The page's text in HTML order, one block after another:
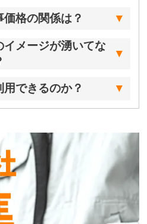
格の関係は？
イメージが湧いてな
できるのか？